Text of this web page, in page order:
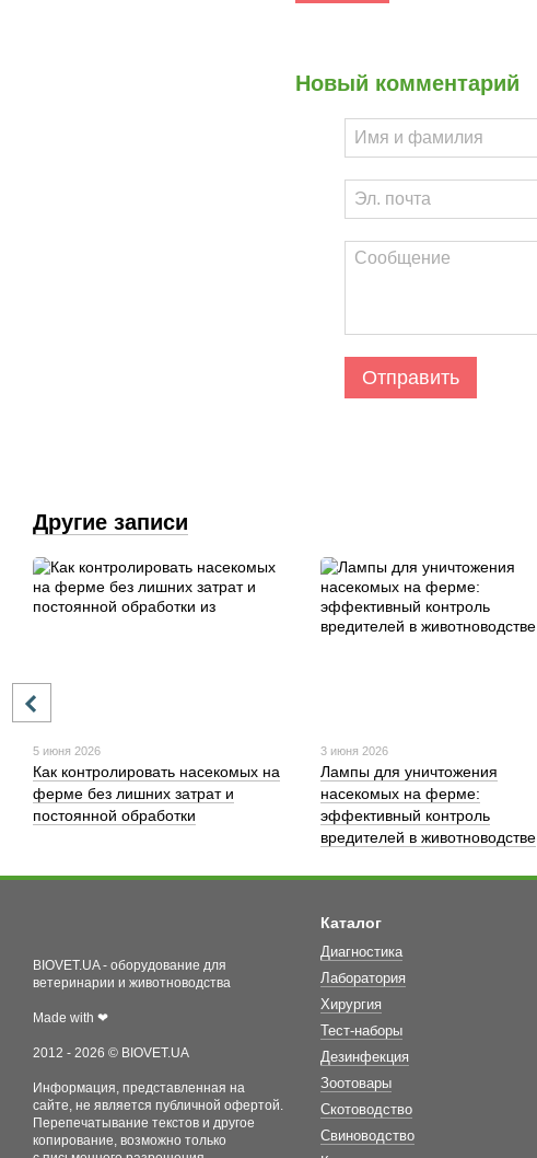
Новый комментарий
Отправить
Другие записи
5 июня 2026
Как контролировать насекомых на
ферме без лишних затрат и
постоянной обработки
3 июня 2026
Лампы для уничтожения
насекомых на ферме:
эффективный контроль
вредителей в животноводстве
BIOVET.UA - оборудование для
ветеринарии и животноводства
Made with ❤
2012 - 2026 © BIOVET.UA
Информация, представленная на
сайте, не является публичной офертой.
Перепечатывание текстов и другое
копирование, возможно только
Каталог
Диагностика
Лаборатория
Хирургия
Тест-наборы
Дезинфекция
Зоотовары
Скотоводство
Свиноводство